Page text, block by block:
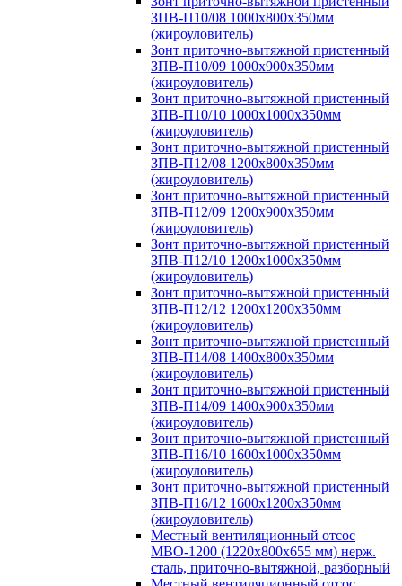
ЗПВ-П10/08 1000х800х350мм
(жироуловитель)
Зонт приточно-вытяжной пристенный
ЗПВ-П10/09 1000х900х350мм
(жироуловитель)
Зонт приточно-вытяжной пристенный
ЗПВ-П10/10 1000х1000х350мм
(жироуловитель)
Зонт приточно-вытяжной пристенный
ЗПВ-П12/08 1200х800х350мм
(жироуловитель)
Зонт приточно-вытяжной пристенный
ЗПВ-П12/09 1200х900х350мм
(жироуловитель)
Зонт приточно-вытяжной пристенный
ЗПВ-П12/10 1200х1000х350мм
(жироуловитель)
Зонт приточно-вытяжной пристенный
ЗПВ-П12/12 1200х1200х350мм
(жироуловитель)
Зонт приточно-вытяжной пристенный
ЗПВ-П14/08 1400х800х350мм
(жироуловитель)
Зонт приточно-вытяжной пристенный
ЗПВ-П14/09 1400х900х350мм
(жироуловитель)
Зонт приточно-вытяжной пристенный
ЗПВ-П16/10 1600х1000х350мм
(жироуловитель)
Зонт приточно-вытяжной пристенный
ЗПВ-П16/12 1600х1200х350мм
(жироуловитель)
Местный вентиляционный отсос
МВО-1200 (1220х800х655 мм) нерж.
сталь, приточно-вытяжной, разборный